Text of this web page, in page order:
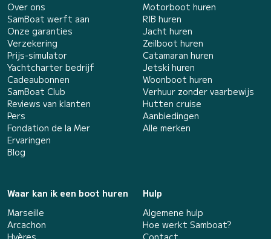
Over ons
SamBoat werft aan
Onze garanties
Verzekering
Prijs-simulator
Yachtcharter bedrijf
Cadeaubonnen
SamBoat Club
Reviews van klanten
Pers
Fondation de la Mer
Ervaringen
Blog
Motorboot huren
RIB huren
Jacht huren
Zeilboot huren
Catamaran huren
Jetski huren
Woonboot huren
Verhuur zonder vaarbewijs
Hutten cruise
Aanbiedingen
Alle merken
Waar kan ik een boot huren
Marseille
Arcachon
Hyères
Hulp
Algemene hulp
Hoe werkt Samboat?
Contact